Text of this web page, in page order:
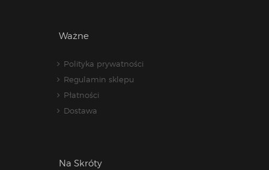
Ważne
Polityka prywatności
Regulamin sklepu
Płatności
Dostawa
Na Skróty